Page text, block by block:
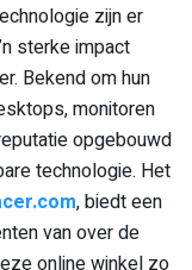
zijn er
sterke impact
Bekend om hun
monitoren
opgebouwd
technologie. Het
, biedt een
van over de
online winkel zo